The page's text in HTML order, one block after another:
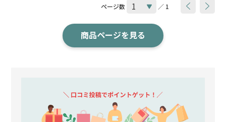
ページ数 ／ 1
商品ページを見る